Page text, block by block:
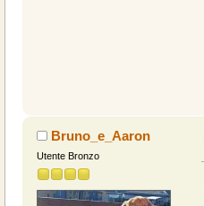
Bruno_e_Aaron
Utente Bronzo